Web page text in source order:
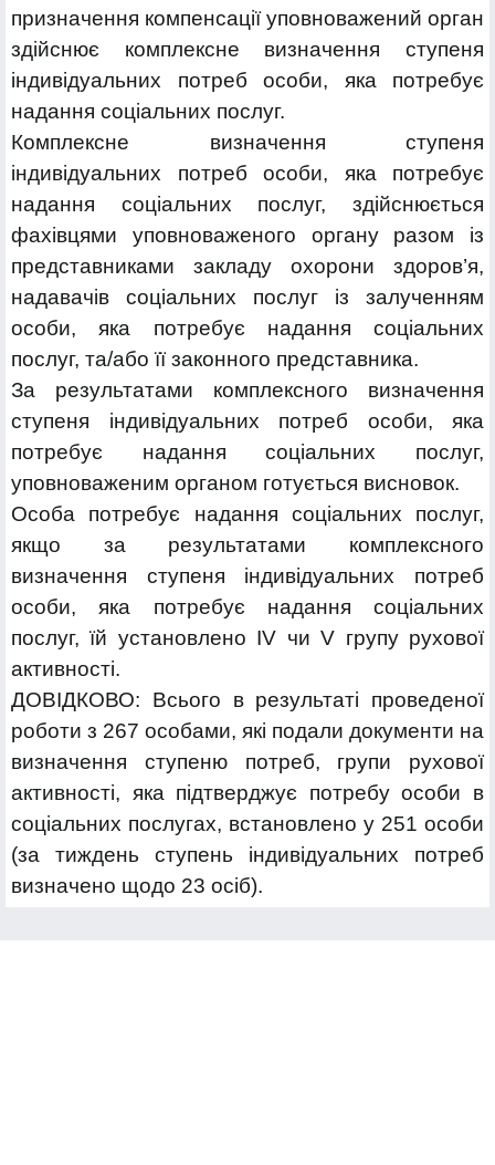
призначення компенсації уповноважений орган
здійснює комплексне визначення ступеня
індивідуальних потреб особи, яка потребує
надання соціальних послуг.
Комплексне визначення ступеня
індивідуальних потреб особи, яка потребує
надання соціальних послуг, здійснюється
фахівцями уповноваженого органу разом із
представниками закладу охорони здоров’я,
надавачів соціальних послуг із залученням
особи, яка потребує надання соціальних
послуг, та/або її законного представника.
За результатами комплексного визначення
ступеня індивідуальних потреб особи, яка
потребує надання соціальних послуг,
уповноваженим органом готується висновок.
Особа потребує надання соціальних послуг,
якщо за результатами комплексного
визначення ступеня індивідуальних потреб
особи, яка потребує надання соціальних
послуг, їй установлено IV чи V групу рухової
активності.
ДОВІДКОВО: Всього в результаті проведеної
роботи з 267 особами, які подали документи на
визначення ступеню потреб, групи рухової
активності, яка підтверджує потребу особи в
соціальних послугах, встановлено у 251 особи
(за тиждень ступень індивідуальних потреб
визначено щодо 23 осіб).